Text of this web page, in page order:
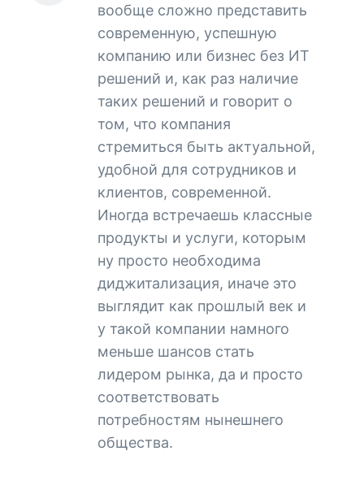
вообще сложно представить
современную, успешную
компанию или бизнес без ИТ
решений и, как раз наличие
таких решений и говорит о
том, что компания
стремиться быть актуальной,
удобной для сотрудников и
клиентов, современной.
Иногда встречаешь классные
продукты и услуги, которым
ну просто необходима
диджитализация, иначе это
выглядит как прошлый век и
у такой компании намного
меньше шансов стать
лидером рынка, да и просто
соответствовать
потребностям нынешнего
общества.